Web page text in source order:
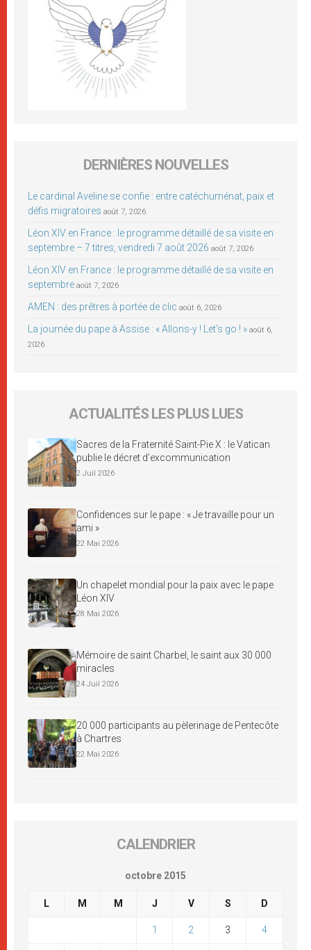
DERNIÈRES NOUVELLES
Le cardinal Aveline se confie : entre catéchuménat, paix et
défis migratoires août 7, 2026
Léon XIV en France : le programme détaillé de sa visite en
septembre – 7 titres, vendredi 7 août 2026 août 7, 2026
Léon XIV en France : le programme détaillé de sa visite en
septembre août 7, 2026
AMEN : des prêtres à portée de clic août 6, 2026
La journée du pape à Assise : « Allons-y ! Let’s go ! » août 6,
2026
ACTUALITÉS LES PLUS LUES
Sacres de la Fraternité Saint-Pie X : le Vatican
publie le décret d’excommunication
2 Juil 2026
Confidences sur le pape : « Je travaille pour un
ami »
22 Mai 2026
Un chapelet mondial pour la paix avec le pape
Léon XIV
28 Mai 2026
Mémoire de saint Charbel, le saint aux 30 000
miracles
24 Juil 2026
20 000 participants au pèlerinage de Pentecôte
à Chartres
22 Mai 2026
CALENDRIER
octobre 2015
L M M J V S D
1 2 3 4